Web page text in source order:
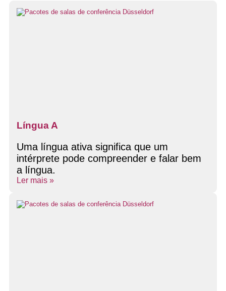
Língua A
Uma língua ativa significa que um
intérprete pode compreender e falar bem
a língua.
Ler mais »